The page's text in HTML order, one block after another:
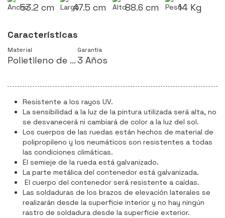
53.2 cm 47.5 cm 88.6 cm 14 Kg
Características
Material
Polietileno de Alta Densidad
Garantía
3 Años
Resistente a los rayos UV.
La sensibilidad a la luz de la pintura utilizada será alta, no
se desvanecerá ni cambiará de color a la luz del sol.
Los cuerpos de las ruedas están hechos de material de
polipropileno y los neumáticos son resistentes a todas
las condiciones climáticas.
El semieje de la rueda está galvanizado.
La parte metálica del contenedor está galvanizada.
El cuerpo del contenedor será resistente a caídas.
Las soldaduras de los brazos de elevación laterales se
realizarán desde la superficie interior y no hay ningún
rastro de soldadura desde la superficie exterior.